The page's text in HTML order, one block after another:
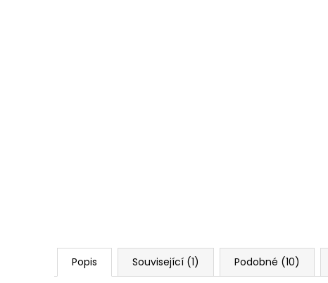
Popis Související (1) Podobné (10)